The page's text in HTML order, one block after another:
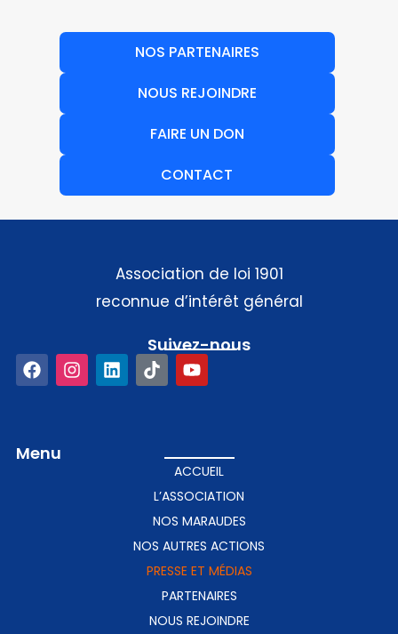
NOS PARTENAIRES
NOUS REJOINDRE
FAIRE UN DON
CONTACT
Association de loi 1901
reconnue d’intérêt général
Menu
ACCUEIL
L’ASSOCIATION
NOS MARAUDES
NOS AUTRES ACTIONS
PRESSE ET MÉDIAS
PARTENAIRES
NOUS REJOINDRE
Suivez-nous​